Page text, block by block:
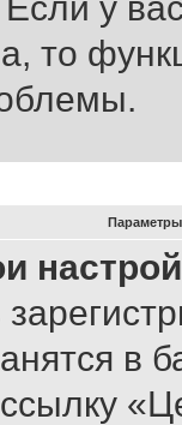
то
Параметры
в